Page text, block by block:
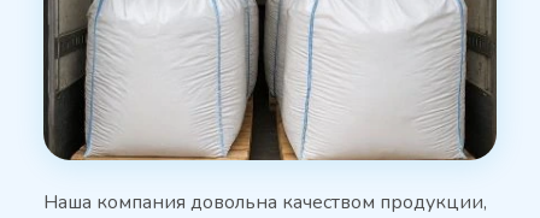
Наша компания довольна качеством продукции,